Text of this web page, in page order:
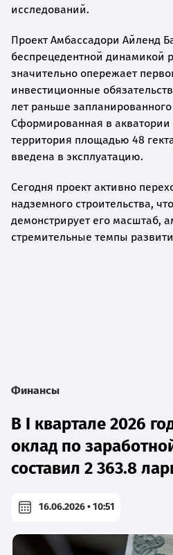
исследований.
Проект Амбассадори Айленд
беспрецедентной динамикой
значительно опережает
инвестиционные
лет раньше запланированного
Сформированная в акватории
территория площадью 48
введена в эксплуатацию.
Сегодня проект активно
надземного строительства,
демонстрирует его масштаб,
стремительные темпы
Финансы
В I квартале 2026
оклад по
составил 2 363.8
16.06.2026 • 10:51